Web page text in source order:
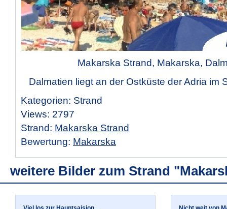
Makarska Strand, Makarska,
Dalmatien liegt an der Ostküste der Adria im
Kategorien: Strand
Views: 2797
Strand: Makarska Strand
Bewertung: Makarska
weitere Bilder zum Strand